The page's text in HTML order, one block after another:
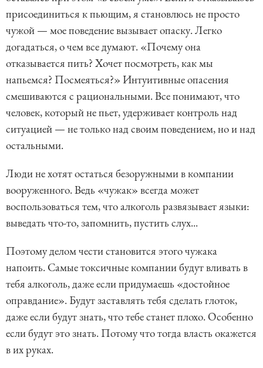
присоединиться к пьющим, я становлюсь не просто
чужой — мое поведение вызывает опаску. Легко
догадаться, о чем все думают. «Почему она
отказывается пить? Хочет посмотреть, как мы
напьемся? Посмеяться?» Интуитивные опасения
смешиваются с рациональными. Все понимают, что
человек, который не пьет, удерживает контроль над
ситуацией — не только над своим поведением, но и над
остальными.
Люди не хотят остаться безоружными в компании
вооруженного. Ведь «чужак» всегда может
воспользоваться тем, что алкоголь развязывает языки:
выведать что-то, запомнить, пустить слух...
Поэтому делом чести становится этого чужака
напоить. Самые токсичные компании будут вливать в
тебя алкоголь, даже если придумаешь «достойное
оправдание». Будут заставлять тебя сделать глоток,
даже если будут знать, что тебе станет плохо. Особенно
если будут это знать. Потому что тогда власть окажется
в их руках.